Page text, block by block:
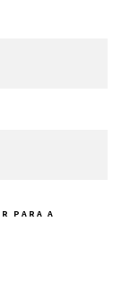
PARA A